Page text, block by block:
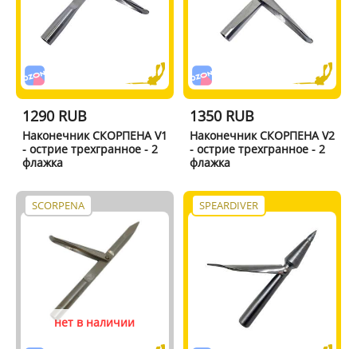
1290 RUB
Наконечник СКОРПЕНА V1
- острие трехгранное - 2
флажка
1350 RUB
Наконечник СКОРПЕНА V2
- острие трехгранное - 2
флажка
SCORPENA
нет в наличии
SPEARDIVER